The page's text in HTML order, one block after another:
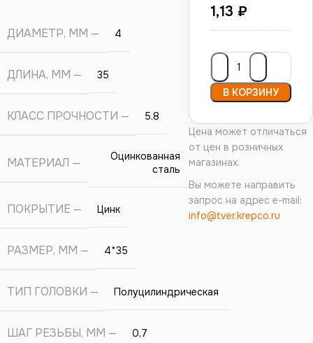
1,13 ₽
В КОРЗИНУ
Цена может отличаться
от цен в розничных
магазинах.
Вы можете направить
запрос на адрес e-mail:
info@tver.krepco.ru
ДИАМЕТР, ММ 4
ДЛИНА, ММ 35
КЛАСС ПРОЧНОСТИ 5.8
МАТЕРИАЛ
Оцинкованная
сталь
ПОКРЫТИЕ Цинк
РАЗМЕР, ММ 4*35
ТИП ГОЛОВКИ Полуцилиндрическая
ШАГ РЕЗЬБЫ, ММ 0,7